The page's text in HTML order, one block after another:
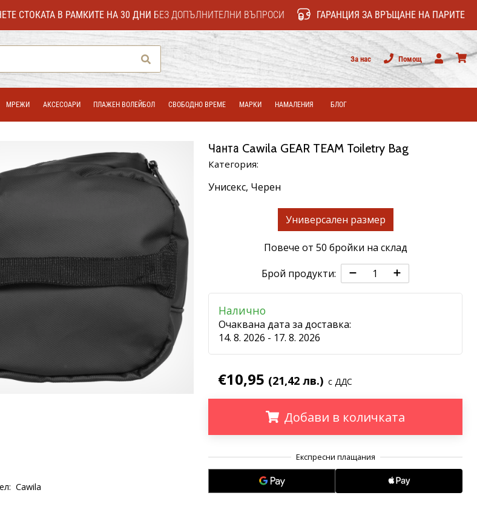
СТОКАТА В РАМКИТЕ НА 30 ДНИ БЕЗ ДОПЪЛНИТЕЛНИ ВЪПРОСИ ГАРАНЦИЯ ЗА ВРЪЩАНЕ НА ПАРИТЕ
Търсене За нас
Помощ
Потребител
МРЕЖИ АКСЕСОАРИ ПЛАЖЕН ВОЛЕЙБОЛ СВОБОДНО ВРЕМЕ МАРКИ НАМАЛЕНИЯ БЛОГ
Чанта Cawila GEAR TEAM Toiletry Bag
Категория:
Унисекс, Черен
Универсален размер
Повече от 50 бройки на склад
Брой продукти:
Налично
Очаквана дата за доставка:
14. 8. 2026 - 17. 8. 2026
€10,95 (21,42 лв.) с ДДС
Добави в количката
Cawila